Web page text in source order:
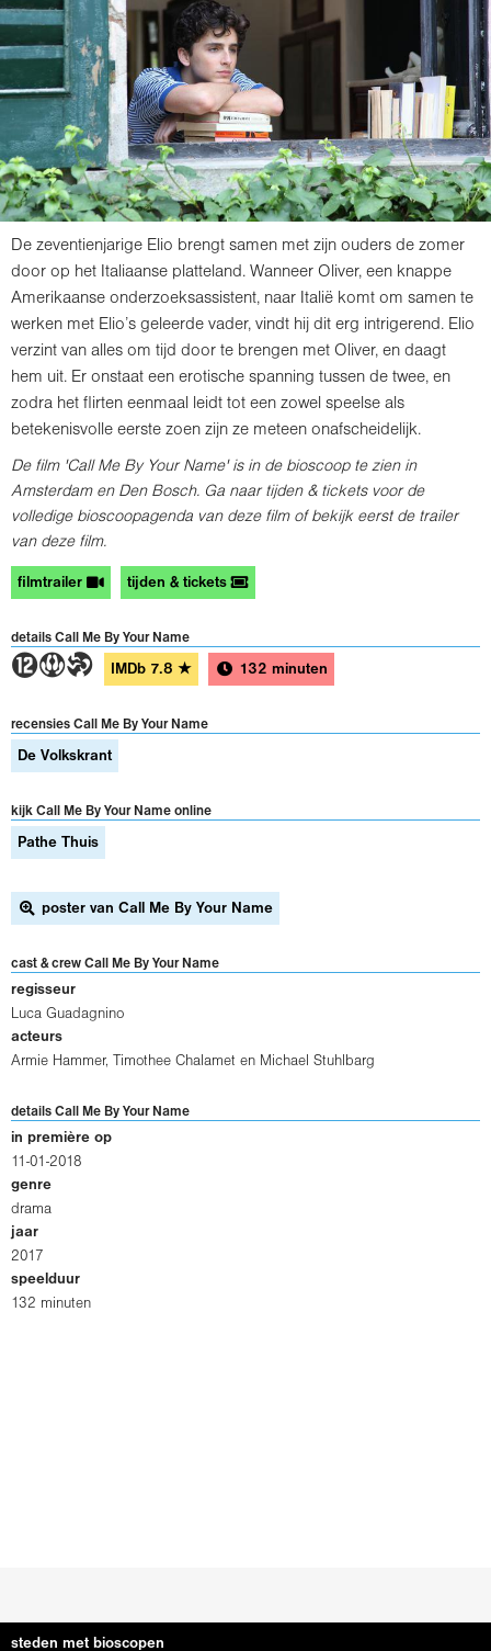
De zeventienjarige Elio brengt samen met zijn ouders de zomer
door op het Italiaanse platteland. Wanneer Oliver, een knappe
Amerikaanse onderzoeksassistent, naar Italië komt om samen te
werken met Elio’s geleerde vader, vindt hij dit erg intrigerend. Elio
verzint van alles om tijd door te brengen met Oliver, en daagt
hem uit. Er onstaat een erotische spanning tussen de twee, en
zodra het flirten eenmaal leidt tot een zowel speelse als
betekenisvolle eerste zoen zijn ze meteen onafscheidelijk.
De film 'Call Me By Your Name' is in de bioscoop te zien in
Amsterdam en Den Bosch. Ga naar tijden & tickets voor de
volledige bioscoopagenda van deze film of bekijk eerst de trailer
van deze film.
filmtrailer tijden & tickets
details Call Me By Your Name
4ST IMDb 7.8 ★ 132 minuten
recensies Call Me By Your Name
De Volkskrant
kijk Call Me By Your Name online
Pathe Thuis
poster van Call Me By Your Name
cast & crew Call Me By Your Name
regisseur
Luca Guadagnino
acteurs
Armie Hammer, Timothee Chalamet en Michael Stuhlbarg
details Call Me By Your Name
in première op
11-01-2018
genre
drama
jaar
2017
speelduur
132 minuten
steden met bioscopen